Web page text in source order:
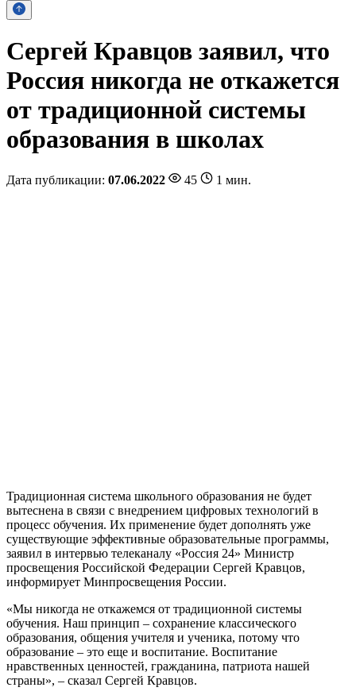
Сергей Кравцов заявил, что
Россия никогда не откажется
от традиционной системы
образования в школах
Дата публикации: 07.06.2022 45 1 мин.
Традиционная система школьного образования не будет
вытеснена в связи с внедрением цифровых технологий в
процесс обучения. Их применение будет дополнять уже
существующие эффективные образовательные программы,
заявил в интервью телеканалу «Россия 24» Министр
просвещения Российской Федерации Сергей Кравцов,
информирует Минпросвещения России.
«Мы никогда не откажемся от традиционной системы
обучения. Наш принцип – сохранение классического
образования, общения учителя и ученика, потому что
образование – это еще и воспитание. Воспитание
нравственных ценностей, гражданина, патриота нашей
страны», – сказал Сергей Кравцов.